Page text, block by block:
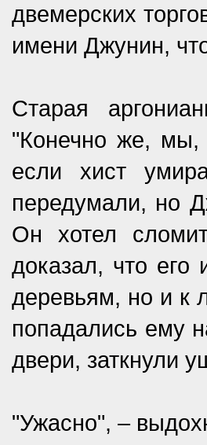
двемерских
имени Джунин,
Старая
"Конечно же, мы,
если хист
передумали, но
Он хотел
доказал, что его
деревьям, но и к
попадались ему
двери, заткнули
"Ужасно", –